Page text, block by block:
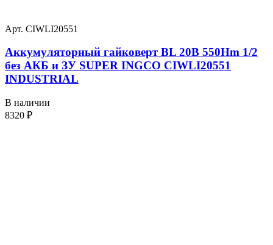
Арт. CIWLI20551
Аккумуляторный гайковерт BL 20В 550Hm 1/2
без АКБ и ЗУ SUPER INGCO CIWLI20551
INDUSTRIAL
В наличии
8320 ₽